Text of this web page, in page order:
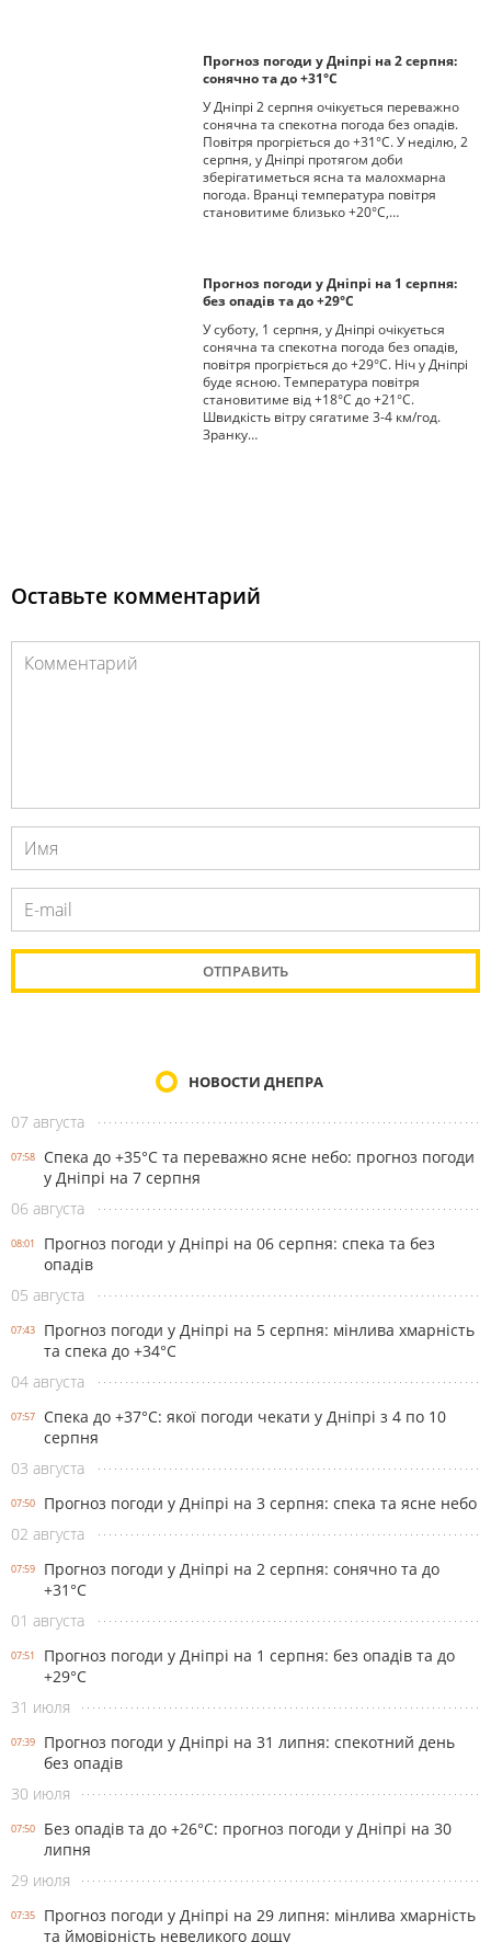
Прогноз погоди у Дніпрі на 2 серпня:
сонячно та до +31°С
У Дніпрі 2 серпня очікується переважно
сонячна та спекотна погода без опадів.
Повітря прогріється до +31°С. У неділю, 2
серпня, у Дніпрі протягом доби
зберігатиметься ясна та малохмарна
погода. Вранці температура повітря
становитиме близько +20°С,…
Прогноз погоди у Дніпрі на 1 серпня:
без опадів та до +29°С
У суботу, 1 серпня, у Дніпрі очікується
сонячна та спекотна погода без опадів,
повітря прогріється до +29°С. Ніч у Дніпрі
буде ясною. Температура повітря
становитиме від +18°С до +21°С.
Швидкість вітру сягатиме 3-4 км/год.
Зранку…
Оставьте комментарий
НОВОСТИ ДНЕПРА
07 августа
07:58
Спека до +35°С та переважно ясне небо: прогноз погоди
у Дніпрі на 7 серпня
06 августа
08:01
Прогноз погоди у Дніпрі на 06 серпня: спека та без
опадів
05 августа
07:43
Прогноз погоди у Дніпрі на 5 серпня: мінлива хмарність
та спека до +34°С
04 августа
07:57
Спека до +37°С: якої погоди чекати у Дніпрі з 4 по 10
серпня
03 августа
07:50
Прогноз погоди у Дніпрі на 3 серпня: спека та ясне небо
02 августа
07:59
Прогноз погоди у Дніпрі на 2 серпня: сонячно та до
+31°С
01 августа
07:51
Прогноз погоди у Дніпрі на 1 серпня: без опадів та до
+29°С
31 июля
07:39
Прогноз погоди у Дніпрі на 31 липня: спекотний день
без опадів
30 июля
07:50
Без опадів та до +26°С: прогноз погоди у Дніпрі на 30
липня
29 июля
07:35
Прогноз погоди у Дніпрі на 29 липня: мінлива хмарність
та ймовірність невеликого дощу